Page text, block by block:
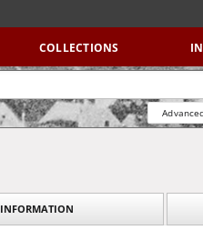
COLLECTIONS
INFORMATION